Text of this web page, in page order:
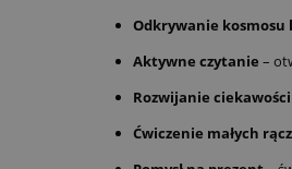
Odkrywanie kosmosu
Aktywne czytanie –
Rozwijanie
Ćwiczenie małych